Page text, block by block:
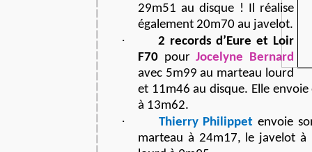
29m51 au disque ! Il réalise
également 20m70 au javelot.
·
2 records d’Eure et Loir
F70 pourJocelyne Bernard
avec 5m99 au marteau lourd
et 11m46 au disque. Elle
à 13m62.
· Thierry Philippet envoie
marteau à 24m17, le javelot